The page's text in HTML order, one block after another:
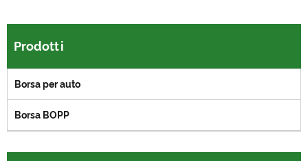
Prodotti
Borsa per auto
Borsa BOPP